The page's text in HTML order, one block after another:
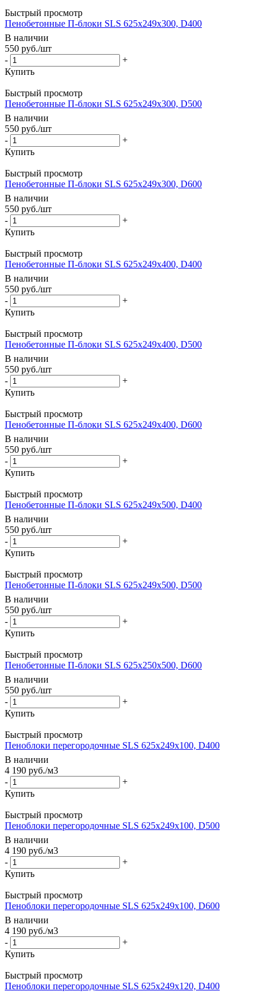
Быстрый просмотр
Пенобетонные П-блоки SLS 625х249х300, D400
В наличии
550 руб./шт
-
+
Купить
Быстрый просмотр
Пенобетонные П-блоки SLS 625х249х300, D500
В наличии
550 руб./шт
-
+
Купить
Быстрый просмотр
Пенобетонные П-блоки SLS 625х249х300, D600
В наличии
550 руб./шт
-
+
Купить
Быстрый просмотр
Пенобетонные П-блоки SLS 625х249х400, D400
В наличии
550 руб./шт
-
+
Купить
Быстрый просмотр
Пенобетонные П-блоки SLS 625х249х400, D500
В наличии
550 руб./шт
-
+
Купить
Быстрый просмотр
Пенобетонные П-блоки SLS 625х249х400, D600
В наличии
550 руб./шт
-
+
Купить
Быстрый просмотр
Пенобетонные П-блоки SLS 625х249х500, D400
В наличии
550 руб./шт
-
+
Купить
Быстрый просмотр
Пенобетонные П-блоки SLS 625х249х500, D500
В наличии
550 руб./шт
-
+
Купить
Быстрый просмотр
Пенобетонные П-блоки SLS 625х250х500, D600
В наличии
550 руб./шт
-
+
Купить
Быстрый просмотр
Пеноблоки перегородочные SLS 625х249х100, D400
В наличии
4 190 руб./м3
-
+
Купить
Быстрый просмотр
Пеноблоки перегородочные SLS 625х249х100, D500
В наличии
4 190 руб./м3
-
+
Купить
Быстрый просмотр
Пеноблоки перегородочные SLS 625х249х100, D600
В наличии
4 190 руб./м3
-
+
Купить
Быстрый просмотр
Пеноблоки перегородочные SLS 625х249х120, D400